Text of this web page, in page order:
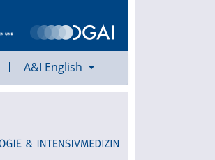
A&I English